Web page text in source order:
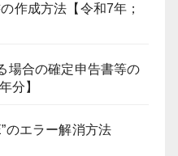
作成方法【令和7年；
場合の確定申告書等の
分】
のエラー解消方法